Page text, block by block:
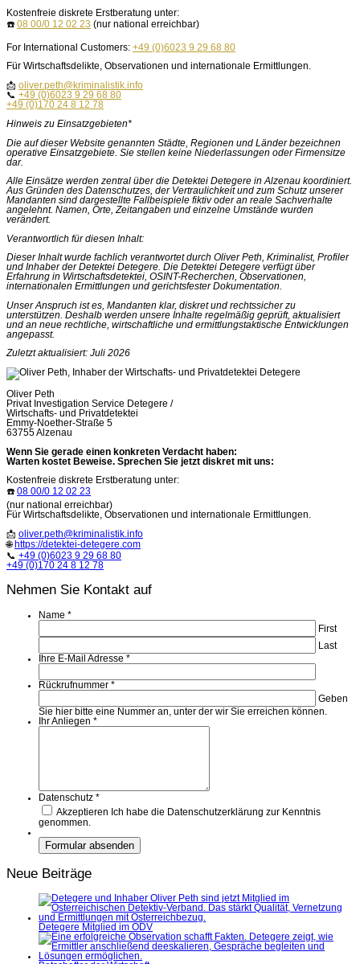
Kostenfreie diskrete Erstberatung unter:
☎️ 08 00/0 12 02 23 (nur national erreichbar)
For International Customers: +49 (0)6023 9 29 68 80
Für Wirtschaftsdelikte, Observationen und internationale Ermittlungen.
📩 oliver.peth@kriminalistik.info
📞 +49 (0)6023 9 29 68 80
+49 (0)170 24 8 12 78
Hinweis zu Einsatzgebieten*
Die auf dieser Website genannten Städte, Regionen und Länder bezeichnen
operative Einsatzgebiete. Sie stellen keine Niederlassungen oder Firmensitze
dar.
Alle Einsätze werden zentral über die Detektei Detegere in Alzenau koordiniert.
Aus Gründen des Datenschutzes, der Vertraulichkeit und zum Schutz unserer
Mandanten sind dargestellte Fallbeispiele fiktiv oder an reale Sachverhalte
angelehnt. Namen, Orte, Zeitangaben und einzelne Umstände wurden
verändert.
Verantwortlich für diesen Inhalt:
Dieser Inhalt wurde fachlich verantwortet durch Oliver Peth, Kriminalist, Profiler
und Inhaber der Detektei Detegere. Die Detektei Detegere verfügt über
Erfahrung in Wirtschaftsdetektei, OSINT-Recherchen, Observationen,
internationalen Ermittlungen und gerichtsfester Dokumentation.
Unser Anspruch ist es, Mandanten klar, diskret und rechtssicher zu
unterstützen. Deshalb werden unsere Inhalte regelmäßig geprüft, aktualisiert
und an neue rechtliche, wirtschaftliche und ermittlungstaktische Entwicklungen
angepasst.
Zuletzt aktualisiert: Juli 2026
Oliver Peth
Privat Investigation Service Detegere /
Wirtschafts- und Privatdetektei
Emmy-Noether-Straße 5
63755 Alzenau
Wenn Sie gerade einen konkreten Verdacht haben:
Warten kostet Beweise. Sprechen Sie jetzt diskret mit uns:
Kostenfreie diskrete Erstberatung unter:
☎️ 08 00/0 12 02 23
(nur national erreichbar)
Für Wirtschaftsdelikte, Observationen und internationale Ermittlungen.
📩 oliver.peth@kriminalistik.info
🌐 https://detektei-detegere.com
📞 +49 (0)6023 9 29 68 80
+49 (0)170 24 8 12 78
Nehmen Sie Kontakt auf
Name *
First
Last
Ihre E-Mail Adresse *
Rückrufnummer *
Geben
Sie hier bitte eine Nummer an, unter der wir Sie erreichen können.
Ihr Anliegen *
Datenschutz *
Akzeptieren Ich habe die Datenschutzerklärung zur Kenntnis
genommen.
Neue Beiträge
Detegere Mitglied im ÖDV